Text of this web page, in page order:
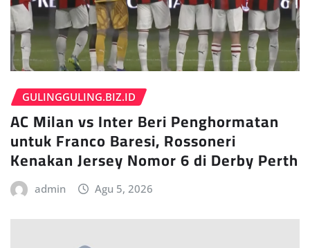
GULINGGULING.BIZ.ID
AC Milan vs Inter Beri Penghormatan
untuk Franco Baresi, Rossoneri
Kenakan Jersey Nomor 6 di Derby Perth
admin Agu 5, 2026